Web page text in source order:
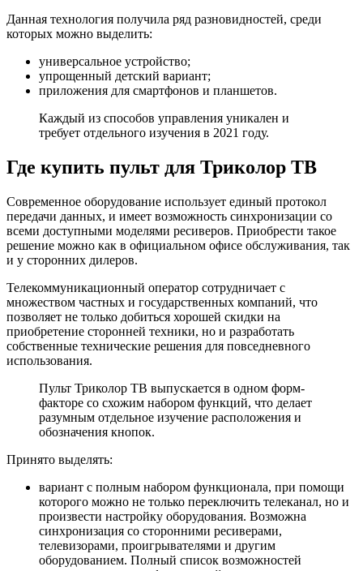
Данная технология получила ряд разновидностей, среди
которых можно выделить:
универсальное устройство;
упрощенный детский вариант;
приложения для смартфонов и планшетов.
Каждый из способов управления уникален и
требует отдельного изучения в 2021 году.
Где купить пульт для Триколор ТВ
Современное оборудование использует единый протокол
передачи данных, и имеет возможность синхронизации со
всеми доступными моделями ресиверов. Приобрести такое
решение можно как в официальном офисе обслуживания, так
и у сторонних дилеров.
Телекоммуникационный оператор сотрудничает с
множеством частных и государственных компаний, что
позволяет не только добиться хорошей скидки на
приобретение сторонней техники, но и разработать
собственные технические решения для повседневного
использования.
Пульт Триколор ТВ выпускается в одном форм-
факторе со схожим набором функций, что делает
разумным отдельное изучение расположения и
обозначения кнопок.
Принято выделять:
вариант с полным набором функционала, при помощи
которого можно не только переключить телеканал, но и
произвести настройку оборудования. Возможна
синхронизация со сторонними ресиверами,
телевизорами, проигрывателями и другим
оборудованием. Полный список возможностей